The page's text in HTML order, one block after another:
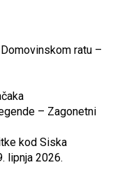
ratu –
– Zagonetni
kod Siska
lipnja 2026.